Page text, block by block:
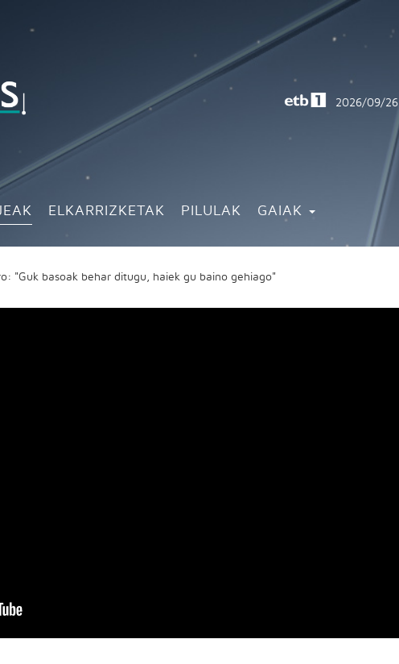
ELKARRIZKETAK PILULAK GAIAK
2026/09/26
"Guk basoak behar ditugu, haiek gu baino gehiago"